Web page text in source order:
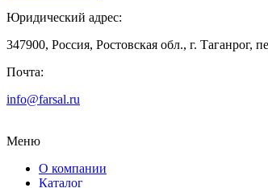
Юридический адрес:
347900, Россия, Ростовская обл., г. Таганрог,
Почта:
info@farsal.ru
Меню
О компании
Каталог